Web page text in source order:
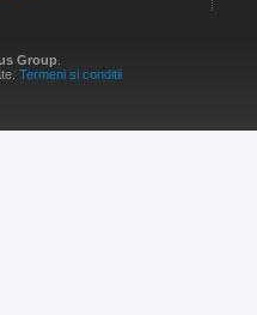
Group
Termeni si conditii